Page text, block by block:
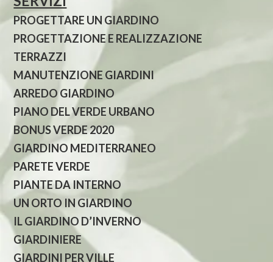
PROGETTARE UN GIARDINO
PROGETTAZIONE E REALIZZAZIONE
TERRAZZI
MANUTENZIONE GIARDINI
ARREDO GIARDINO
PIANO DEL VERDE URBANO
BONUS VERDE 2020
GIARDINO MEDITERRANEO
PARETE VERDE
PIANTE DA INTERNO
UN ORTO IN GIARDINO
IL GIARDINO D’INVERNO
GIARDINIERE
GIARDINI PER VILLE